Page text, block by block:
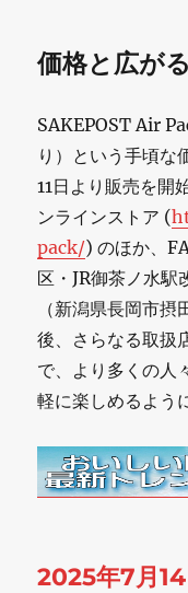
価格と広が
SAKEPOST Air
り）という手頃な
11日より販売を開
ンラインストア (
pack/) のほか、
区・JR御茶ノ水
（新潟県長岡市
後、さらなる取扱
で、より多くの人
軽に楽しめるよう
投
2025年7月14